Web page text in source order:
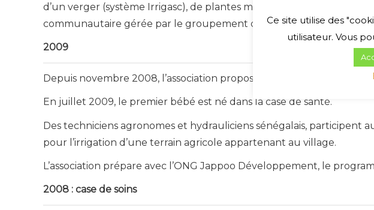
d’un verger (système Irrigasc), de plantes médicinales, de cultures
communautaire gérée par le groupement des femmes de Samaane.
2009
Depuis novembre 2008, l’association propose à des petits groupes
En juillet 2009, le premier bébé est né dans la case de santé.
Des techniciens agronomes et hydrauliciens sénégalais, participent
pour l’irrigation d’une terrain agricole appartenant au village.
L’association prépare avec l’ONG Jappoo Développement, le
2008 : case de soins
Ce site utilise des
utilisateur. Vous